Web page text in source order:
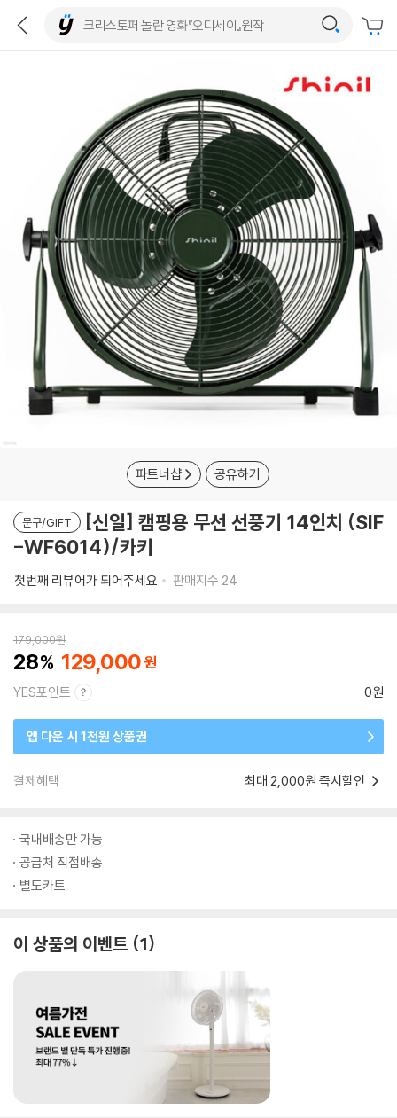
파트너샵 공유하기
문구/GIFT
[신일] 캠핑용 무선 선풍기 14인치 (SIF
-WF6014)/카키
첫번째 리뷰어가 되어주세요 판매지수 24
179,000원
28 129,000
YES포인트 0원
앱 다운 시 1천원 상품권
결제혜택 최대 2,000원 즉시할인
국내배송만 가능
공급처 직접배송
별도카트
이 상품의 이벤트 1